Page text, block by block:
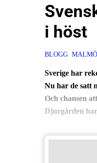
i höst
BLOGG
Sverige har
Nu har de satt
Och chansen
Djurgården